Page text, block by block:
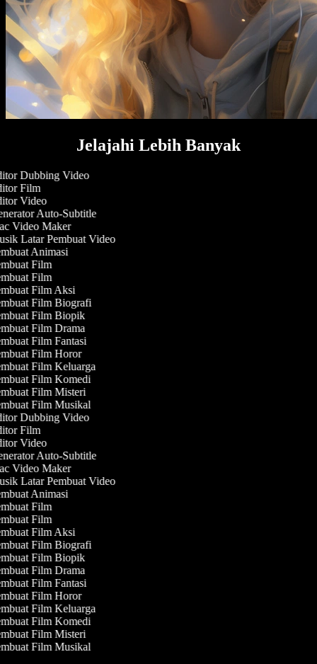
Jelajahi Lebih Banyak
Dubbing Video
Film
Video
Auto-Subtitle
Video Maker
Latar Pembuat Video
Animasi
Film
Film
Film Aksi
Film Biografi
Film Biopik
Film Drama
Film Fantasi
Film Horor
Film Keluarga
Film Komedi
Film Misteri
Film Musikal
Dubbing Video
Film
Video
Auto-Subtitle
Video Maker
Latar Pembuat Video
Animasi
Film
Film
Film Aksi
Film Biografi
Film Biopik
Film Drama
Film Fantasi
Film Horor
Film Keluarga
Film Komedi
Film Misteri
Film Musikal